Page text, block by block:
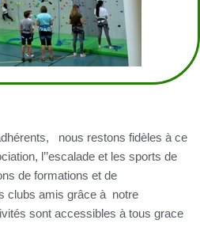
nous restons fidèles à ce
l’’escalade et les sports de
de formations et de
clubs amis grâce à notre
sont accessibles à tous grace